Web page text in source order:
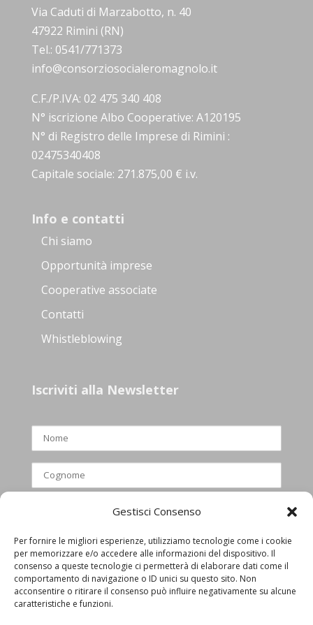
Gestisci Consenso
Per fornire le migliori esperienze, utilizziamo tecnologie come i cookie
per memorizzare e/o accedere alle informazioni del dispositivo. Il
consenso a queste tecnologie ci permetterà di elaborare dati come il
comportamento di navigazione o ID unici su questo sito. Non
acconsentire o ritirare il consenso può influire negativamente su alcune
caratteristiche e funzioni.
Via Caduti di Marzabotto, n. 40
47922 Rimini (RN)
Tel.: 0541/771373
info@consorziosocialeromagnolo.it
C.F./P.IVA: 02 475 340 408
N° iscrizione Albo Cooperative: A120195
N° di Registro delle Imprese di Rimini :
02475340408
Capitale sociale: 271.875,00 € i.v.
Info e contatti
Chi siamo
Opportunità imprese
Cooperative associate
Contatti
Whistleblowing
Iscriviti alla Newsletter
Ho letto e accettato l’informativa
privacy